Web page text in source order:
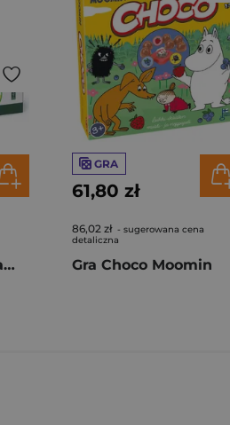
Gra Bex Croquet Family
GRA
61,80 zł
86,02 zł - sugerowana cena
detaliczna
Gra Choco Moomin